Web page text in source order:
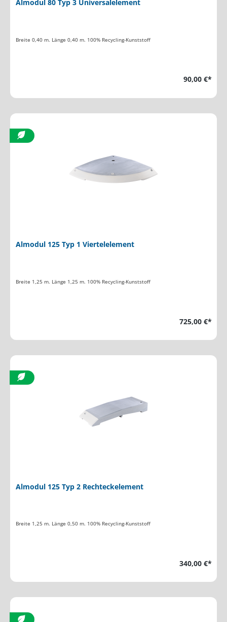
Almodul 80 Typ 3 Universalelement
Breite 0,40 m. Länge 0,40 m. 100% Recycling-Kunststoff
90,00 €*
Almodul 125 Typ 1 Viertelelement
Breite 1,25 m. Länge 1,25 m. 100% Recycling-Kunststoff
725,00 €*
Almodul 125 Typ 2 Rechteckelement
Breite 1,25 m. Länge 0,50 m. 100% Recycling-Kunststoff
340,00 €*